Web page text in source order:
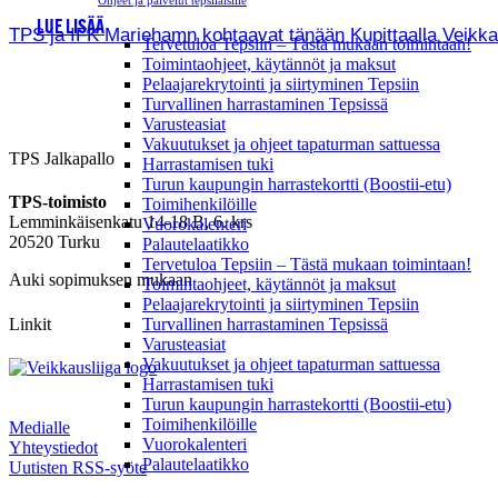
Tervetuloa Tepsiin – Tästä mukaan toimintaan!
Toimintaohjeet, käytännöt ja maksut
Pelaajarekrytointi ja siirtyminen Tepsiin
Turvallinen harrastaminen Tepsissä
Varusteasiat
Vakuutukset ja ohjeet tapaturman sattuessa
Harrastamisen tuki
Turun kaupungin harrastekortti (Boostii-etu)
Toimihenkilöille
Vuorokalenteri
Palautelaatikko
Tervetuloa Tepsiin – Tästä mukaan toimintaan!
Toimintaohjeet, käytännöt ja maksut
Pelaajarekrytointi ja siirtyminen Tepsiin
Turvallinen harrastaminen Tepsissä
Varusteasiat
Vakuutukset ja ohjeet tapaturman sattuessa
Harrastamisen tuki
Turun kaupungin harrastekortti (Boostii-etu)
Toimihenkilöille
Vuorokalenteri
Palautelaatikko
TPS ja IFK Mariehamn kohtaavat tänään Kupittaalla
LUE LISÄÄ
TPS Jalkapallo
TPS-toimisto
Lemminkäisenkatu 14-18 B, 6. krs
20520 Turku
Auki sopimuksen mukaan
Linkit
Medialle
Yhteystiedot
Uutisten RSS-syöte